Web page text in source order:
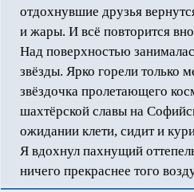
отдохнувшие друзья
и жары. И всё повторится
Над поверхностью
звёзды. Ярко горели только
звёздочка пролетающего
шахтёрской славы на
ожидании клети, сидит и
Я вдохнул пахнущий
ничего прекраснее того